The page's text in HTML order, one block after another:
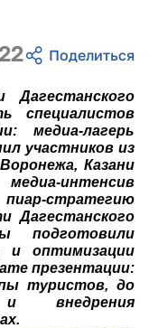
специалистов
медиа-лагерь
участников из
Казани
интенсив
пиар-стратегию
Дагестанского
подготовили
и оптимизации
презентации:
туристов, до
внедрения